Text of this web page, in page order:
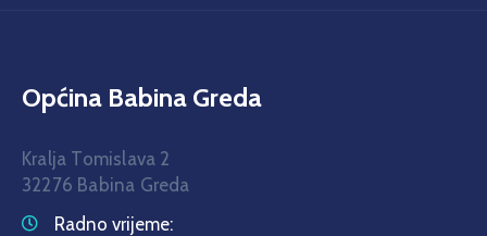
Općina Babina Greda
Kralja Tomislava 2
32276 Babina Greda
Radno vrijeme: